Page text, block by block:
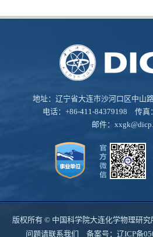
地址：辽宁省大连市沙河口区中山
电话：+86-411-84379198 传真
邮件：
版权所有 © 中国科学院大连化学物理研
问题请联系我们 备案号： 辽ICP备